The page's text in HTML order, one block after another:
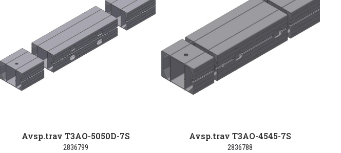
Avsp.trav T3AO-5050D-7S
2836799
Avsp.trav T3AO-4545-7S
2836788